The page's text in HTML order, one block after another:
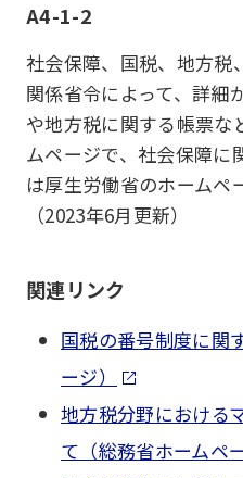
A4-1-2
社会保障、国税、地方税
関係省令によって、詳細
や地方税に関する帳票な
ムページで、社会保障に
は厚生労働省のホームペ
（2023年6月更新）
関連リンク
国税の番号制度に関
ージ）
地方税分野における
て（総務省ホームペ